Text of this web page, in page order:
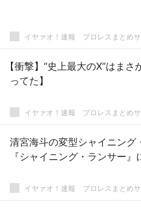
イヤァオ！速報 プロレスまとめサ
【衝撃】“史上最大のX”はま
ってた】
イヤァオ！速報 プロレスまとめサ
清宮海斗の変型シャイニング
『シャイニング・ランサー』
イヤァオ！速報 プロレスまとめサ